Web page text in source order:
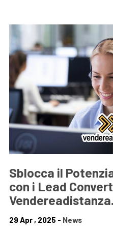
Sblocca il
con i Lead
29 Apr , 2025 - News